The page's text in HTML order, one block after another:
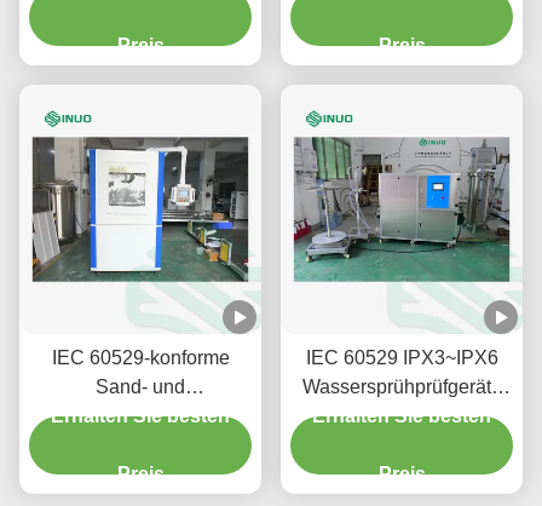
Preis Preis
IEC 60529-konforme
Sand- und
Staubprüfkammer für die
elektronischer und
Erhalten Sie besten
Preis
IEC 60529 IPX3~IPX6
Wassersprühprüfgeräte
für elektronische und
Erhalten Sie besten
Preis